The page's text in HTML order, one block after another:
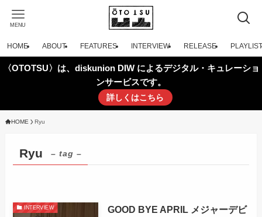
MENU
HOME ABOUT FEATURES INTERVIEW RELEASE PLAYLIST
〈OTOTSU〉は、diskunion DIW によるデジタル・キュレーショ
ンサービスです。
詳しくはこちら
HOME Ryu
Ryu – tag –
INTERVIEW
GOOD BYE APRIL メジャーデビ